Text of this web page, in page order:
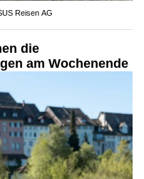
Reisen AG
die
am Wochenende